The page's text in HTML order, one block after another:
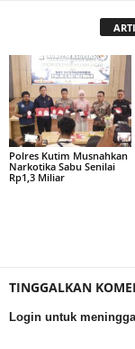
Polres Kutim Musnahkan
Narkotika Sabu Senilai
Rp1,3 Miliar
TINGGALKAN
Login untuk